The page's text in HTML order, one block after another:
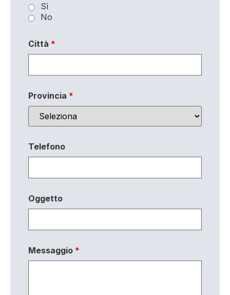
Sì
No
Città *
Provincia *
Telefono
Oggetto
Messaggio *